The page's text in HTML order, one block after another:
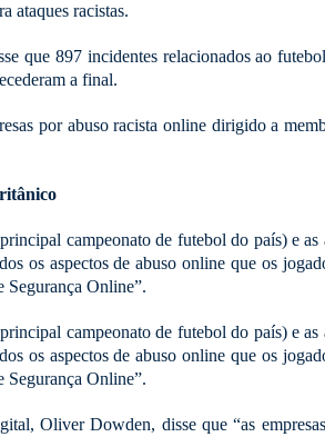
ataques racistas.
que 897 incidentes relacionados ao
a final.
por abuso racista online dirigido a
campeonato de futebol do país) e as
os aspectos de abuso online que os
Segurança Online”.
campeonato de futebol do país) e as
os aspectos de abuso online que os
Segurança Online”.
Oliver Dowden, disse que “as